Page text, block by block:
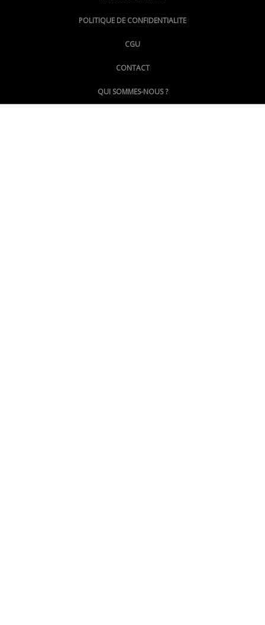
@LePoingMontpellier
POLITIQUE DE CONFIDENTIALITE
CGU
CONTACT
QUI SOMMES-NOUS ?